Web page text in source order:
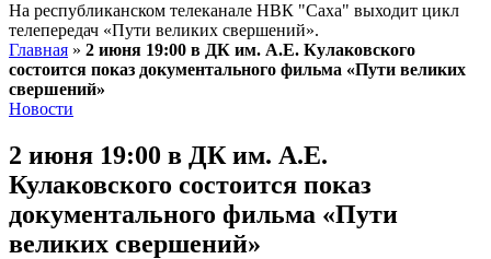
На республиканском телеканале НВК "Саха" выходит цикл
телепередач «Пути великих свершений».
Главная » 2 июня 19:00 в ДК им. А.Е. Кулаковского
состоится показ документального фильма «Пути великих
свершений»
Новости
2 июня 19:00 в ДК им. А.Е.
Кулаковского состоится показ
документального фильма «Пути
великих свершений»